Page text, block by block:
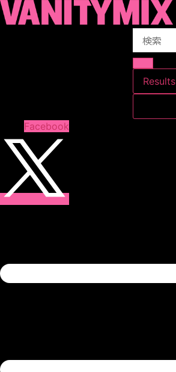
コ
ン
プ
Search
Results
Facebook